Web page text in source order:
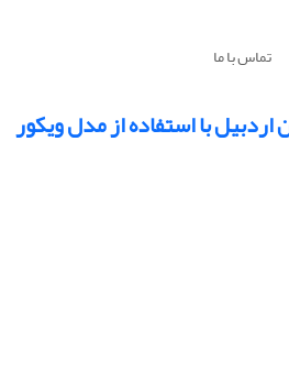
تماس با ما
با استفاده از مدل ویکور